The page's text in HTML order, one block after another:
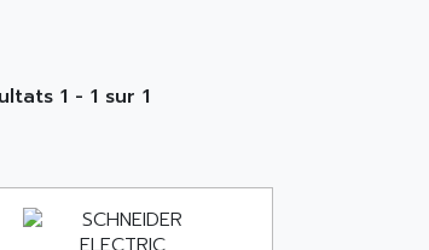
1 - 1 sur 1